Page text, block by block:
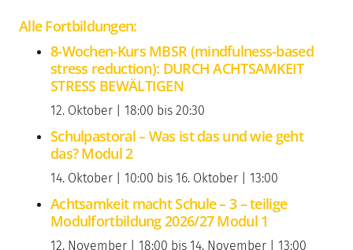
Alle Fortbildungen:
8-Wochen-Kurs MBSR (mindfulness-based
stress reduction): DURCH ACHTSAMKEIT
STRESS BEWÄLTIGEN
12. Oktober | 18:00 bis 20:30
Schulpastoral – Was ist das und wie geht
das? Modul 2
14. Oktober | 10:00 bis 16. Oktober | 13:00
Achtsamkeit macht Schule – 3 – teilige
Modulfortbildung 2026/27 Modul 1
12. November | 18:00 bis 14. November | 13:00